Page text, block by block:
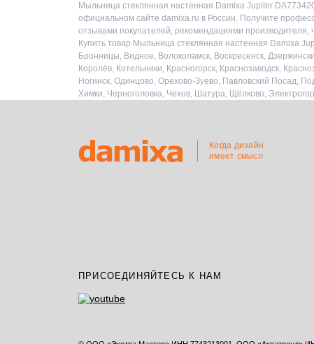
Мыльница стеклянная настенная Damixa Jupiter
официальном сайте damixa.ru в России. Получите
отзывами покупателей, рекомендациями производителя,
Купить товар Мыльница стеклянная настенная Damixa
Бронницы, Видное, Волоколамск, Воскресенск,
Королёв, Котельники, Красногорск, Краснозаводск,
Ногинск, Одинцово, Орехово-Зуево, Павловский Посад,
Химки, Черноголовка, Чехов, Шатура, Щёлково,
Когда дизайн
имеет смысл
ПРИСОЕДИНЯЙТЕСЬ К НАМ